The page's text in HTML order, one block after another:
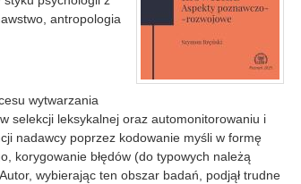
antropologia
wytwarzania
selekcji leksykalnej oraz automonitorowaniu i
nadawcy poprzez kodowanie myśli w formę
korygowanie błędów (do typowych należą
wybierając ten obszar badań, podjął trudne